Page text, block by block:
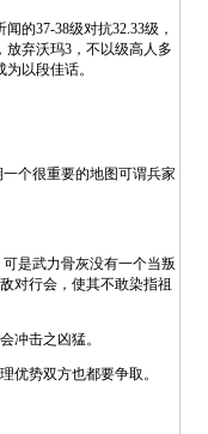
的37-38级对抗32.33级，
弃沃玛3，不以级高人多
以段佳话。
个很重要的地图可谓兵家
是武力骨灰没有一个当叛
对行会，使其不敢染指祖
冲击之凶猛。
势双方也都要争取。